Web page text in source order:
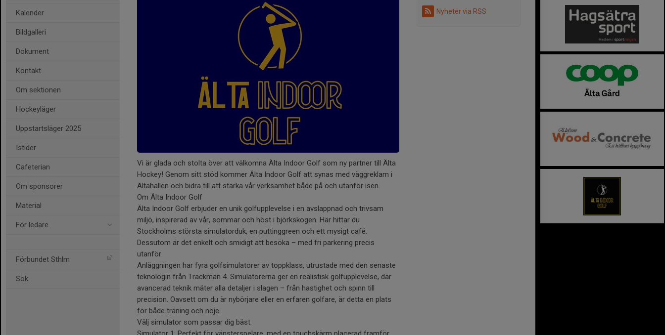
Kalender
Bildgalleri
Dokument
Kontakt
Om sektionen
Hockeyläger
Uppstartsläger 2025
Istider
Cafeterian
Om sponsorer
Material
För ledare
Förbundet Sthlm
Sök
Nyheter via RSS
Vi är glada och stolta över att välkomna Älta Indoor Golf som ny partner till Älta
Hockey! Genom sitt stöd kommer Älta Indoor Golf att synas med väggreklam i
Ältahallen och bidra till att stärka vår verksamhet både på och utanför isen.
Om Älta Indoor Golf
Älta Indoor Golf erbjuder en unik golfupplevelse i en avslappnad och trivsam
miljö, inspirerad av vår, sommar och höst i björkskogen. Här hittar du
Stockholms största simulatorduk, en puttinggreen och ett mysigt café.
Dessutom är det enkelt och smidigt att besöka – med fri parkering precis
utanför.
Anläggningen har fyra golfsimulatorer av toppklass, utrustade med den senaste
teknologin från Trackman 4. Simulatorerna ger en realistisk golfupplevelse, där
avancerad teknik mäter alla detaljer i slagen – från hastighet och spinn till
precision. Oavsett om du är nybörjare eller en erfaren golfare, är detta en plats
för både träning och nöje.
Välj simulator som passar dig bäst.